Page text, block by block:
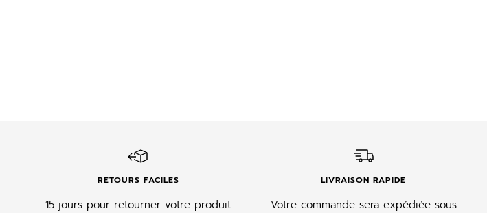
RETOURS FACILES
15 jours pour retourner votre produit
LIVRAISON RAPIDE
Votre commande sera expédiée sous